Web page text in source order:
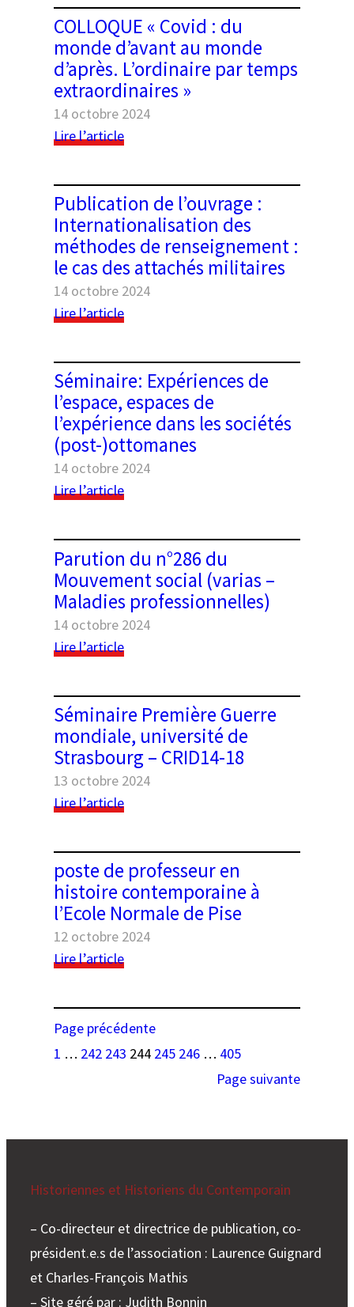
aux
XIXe
et
XXe
siècles
–
Campus
Condorcet
5.12.2024
HIRECOM
–
AAC
COLLOQUE « Covid : du
monde d’avant au monde
d’après. L’ordinaire par temps
extraordinaires »
14 octobre 2024
Lire l’article:
:
du
monde
d’avant
au
monde
L’ordinaire
temps
extraordinaires »
Publication de l’ouvrage :
Internationalisation des
méthodes de renseignement :
le cas des attachés militaires
14 octobre 2024
Lire l’article:
l’ouvrage
:
Internationalisation
des
méthodes
de
:
cas
des
attachés
militaires
Séminaire: Expériences de
l’espace, espaces de
l’expérience dans les sociétés
(post-)ottomanes
14 octobre 2024
Lire l’article:
de
l’espace,
espaces
de
l’expérience
les
(post-)ottomanes
Parution du n°286 du
Mouvement social (varias –
Maladies professionnelles)
14 octobre 2024
Lire l’article:
n°286
du
Mouvement
social
(varias
Maladies
Séminaire Première Guerre
mondiale, université de
Strasbourg – CRID14-18
13 octobre 2024
Lire l’article:
Guerre
mondiale,
université
de
Strasbourg
–
CRID14-
poste de professeur en
histoire contemporaine à
l’Ecole Normale de Pise
12 octobre 2024
Lire l’article:
professeur
en
histoire
Page précédente
1 … 242 243 244 245 246 … 405
Page suivante
Historiennes et Historiens du Contemporain
– Co-directeur et directrice de publication, co-
président.e.s de l’association : Laurence Guignard
et Charles-François Mathis
– Site géré par : Judith Bonnin